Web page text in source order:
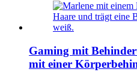
Gaming mit
mit einer